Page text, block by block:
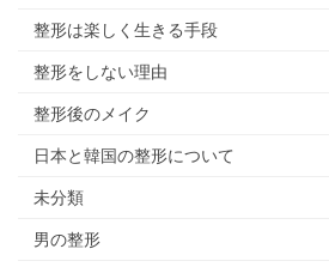
整形は楽しく生きる手段
整形をしない理由
整形後のメイク
日本と韓国の整形について
未分類
男の整形